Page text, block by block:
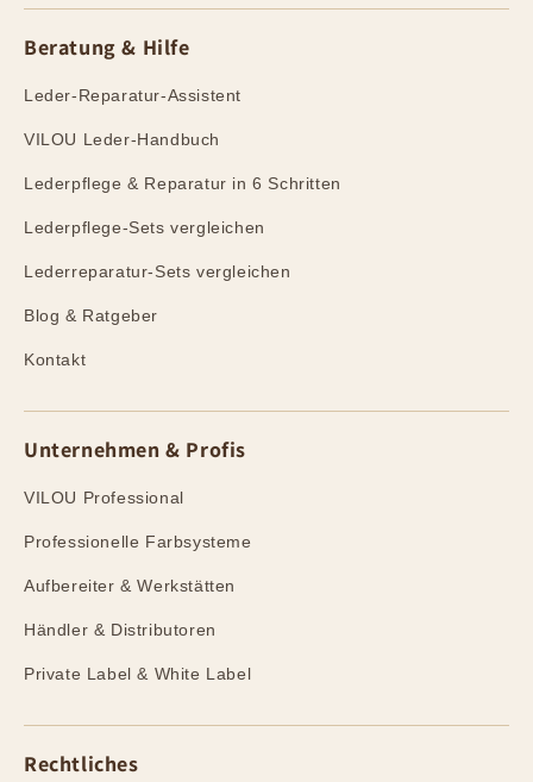
Beratung & Hilfe
Leder-Reparatur-Assistent
VILOU Leder-Handbuch
Lederpflege & Reparatur in 6 Schritten
Lederpflege-Sets vergleichen
Lederreparatur-Sets vergleichen
Blog & Ratgeber
Kontakt
Unternehmen & Profis
VILOU Professional
Professionelle Farbsysteme
Aufbereiter & Werkstätten
Händler & Distributoren
Private Label & White Label
Rechtliches